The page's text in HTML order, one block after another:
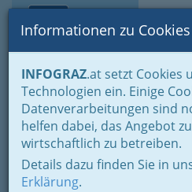
Informationen zu
INFOGRAZ.at setzt Cookies
Technologien ein. Einige
Datenverarbeitungen sind
helfen dabei, das Angebot
wirtschaftlich zu betreiben.
Details dazu finden Sie in
Erklärung.
Home Fotos Festivals und
Winners
vokal.total.2017
Previous